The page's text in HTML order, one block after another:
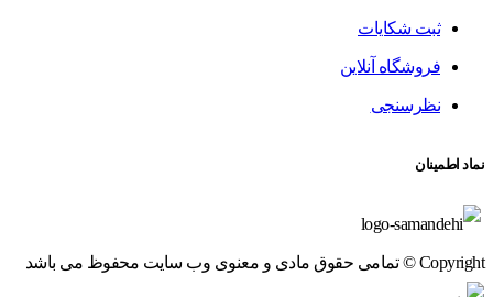
ثبت شکایات
فروشگاه آنلاین
نظرسنجی
نماد اطمینان
Copyright © تمامی حقوق مادی و معنوی وب سایت محفوظ می باشد